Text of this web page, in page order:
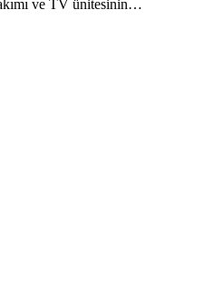
ve TV ünitesinin…